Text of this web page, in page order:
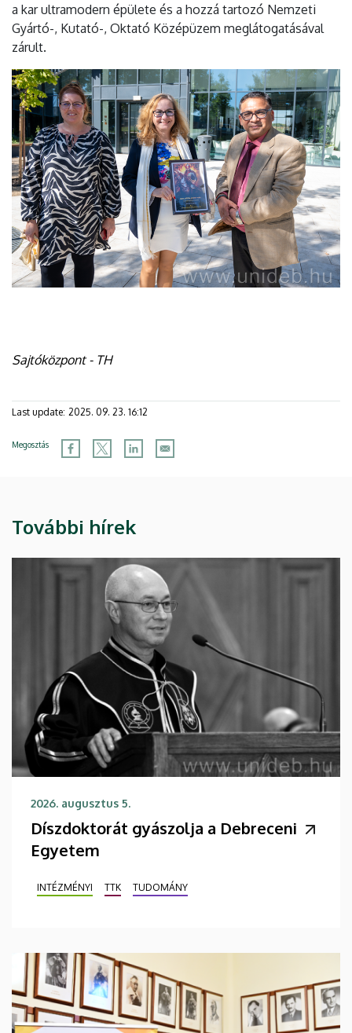
a kar ultramodern épülete és a hozzá tartozó Nemzeti
Gyártó-, Kutató-, Oktató Középüzem meglátogatásával
zárult.
Sajtóközpont - TH
Last update: 2025. 09. 23. 16:12
Megosztás
További hírek
2026. augusztus 5.
Díszdoktorát gyászolja a Debreceni
Egyetem
INTÉZMÉNYI TTK TUDOMÁNY